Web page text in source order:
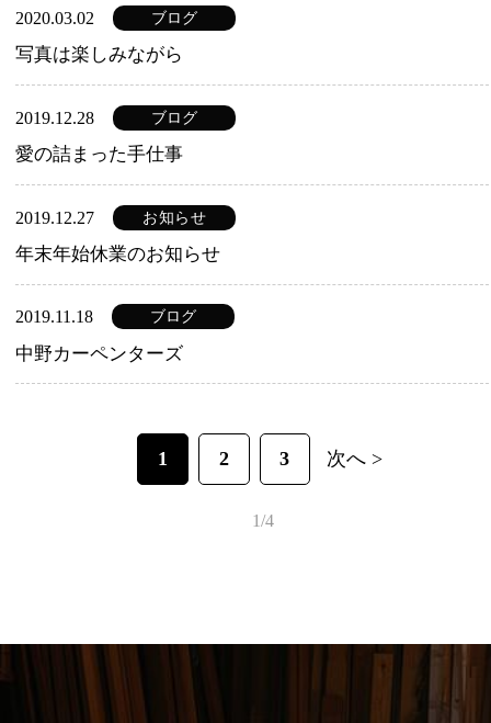
2020.03.02 ブログ
写真は楽しみながら
2019.12.28 ブログ
愛の詰まった手仕事
2019.12.27 お知らせ
年末年始休業のお知らせ
2019.11.18 ブログ
中野カーペンターズ
1 2 3 次へ >
1/4